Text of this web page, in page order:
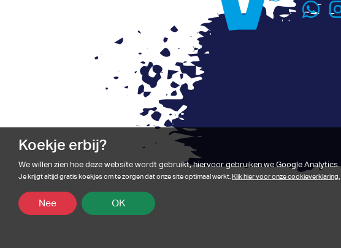
Koekje erbij?
We willen zien hoe deze website wordt gebruikt, hiervoor gebruiken we Google Analytics.
Je krijgt altijd gratis koekjes om te zorgen dat onze site optimaal werkt.Klik hier voor onze cookieverklaring.
Nee OK